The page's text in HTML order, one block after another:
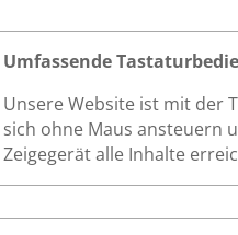
Umfassende
Unsere Website ist mit der
sich ohne Maus ansteuern
Zeigegerät alle Inhalte